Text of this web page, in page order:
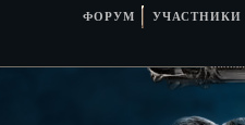
ФОРУМ УЧАСТНИКИ